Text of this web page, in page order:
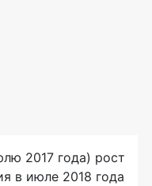
2017 года) рост
в июле 2018 года